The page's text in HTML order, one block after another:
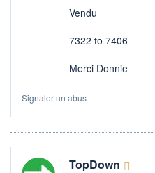
Vendu
7322 to 7406
Merci Donnie
Signaler un abus
TopDown